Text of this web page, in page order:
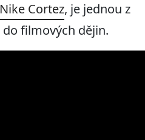
Nike Cortez, je jednou z
filmových dějin.